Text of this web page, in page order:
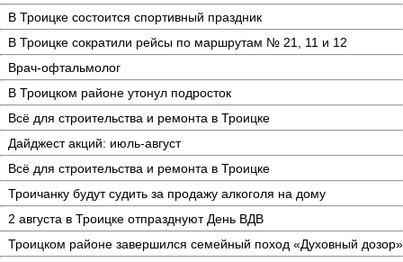
В Троицке состоится спортивный праздник
В Троицке сократили рейсы по маршрутам № 21, 11 и 12
Врач-офтальмолог
В Троицком районе утонул подросток
Всё для строительства и ремонта в Троицке
Дайджест акций: июль-август
Всё для строительства и ремонта в Троицке
Троичанку будут судить за продажу алкоголя на дому
2 августа в Троицке отпразднуют День ВДВ
Троицком районе завершился семейный поход «Духовный дозор»